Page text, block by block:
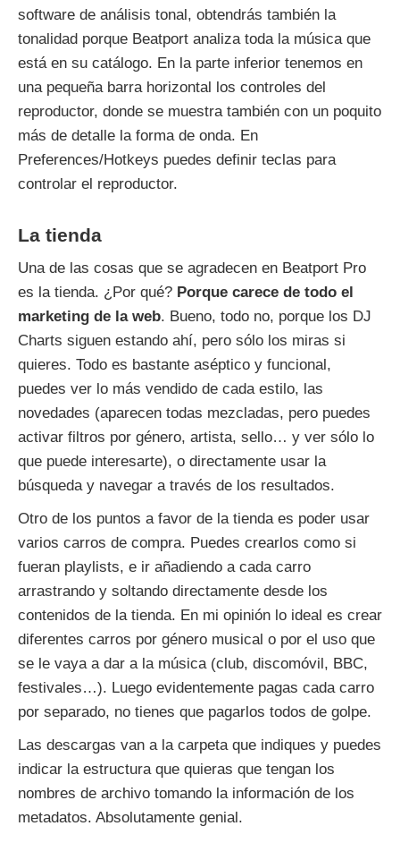
software de análisis tonal, obtendrás también la
tonalidad porque Beatport analiza toda la música que
está en su catálogo. En la parte inferior tenemos en
una pequeña barra horizontal los controles del
reproductor, donde se muestra también con un poquito
más de detalle la forma de onda. En
Preferences/Hotkeys puedes definir teclas para
controlar el reproductor.
La tienda
Una de las cosas que se agradecen en Beatport Pro
es la tienda. ¿Por qué? Porque carece de todo el
marketing de la web. Bueno, todo no, porque los DJ
Charts siguen estando ahí, pero sólo los miras si
quieres. Todo es bastante aséptico y funcional,
puedes ver lo más vendido de cada estilo, las
novedades (aparecen todas mezcladas, pero puedes
activar filtros por género, artista, sello… y ver sólo lo
que puede interesarte), o directamente usar la
búsqueda y navegar a través de los resultados.
Otro de los puntos a favor de la tienda es poder usar
varios carros de compra. Puedes crearlos como si
fueran playlists, e ir añadiendo a cada carro
arrastrando y soltando directamente desde los
contenidos de la tienda. En mi opinión lo ideal es crear
diferentes carros por género musical o por el uso que
se le vaya a dar a la música (club, discomóvil, BBC,
festivales…). Luego evidentemente pagas cada carro
por separado, no tienes que pagarlos todos de golpe.
Las descargas van a la carpeta que indiques y puedes
indicar la estructura que quieras que tengan los
nombres de archivo tomando la información de los
metadatos. Absolutamente genial.